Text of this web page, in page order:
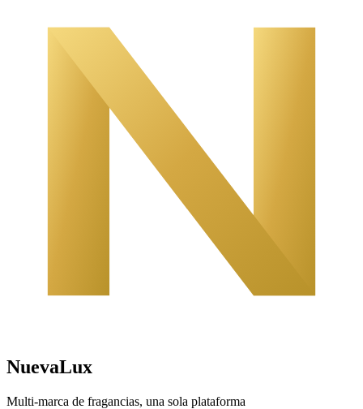
NuevaLux
Multi-marca de fragancias, una sola plataforma